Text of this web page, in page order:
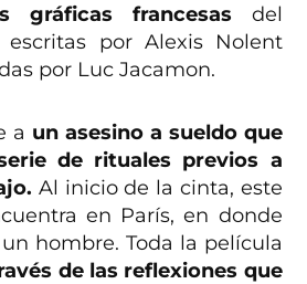
gráficas francesas del
por Alexis Nolent
por Luc Jacamon.
a un asesino a sueldo que
de rituales previos a
Al inicio de la cinta, este
en París, en donde
hombre. Toda la película
de las reflexiones que